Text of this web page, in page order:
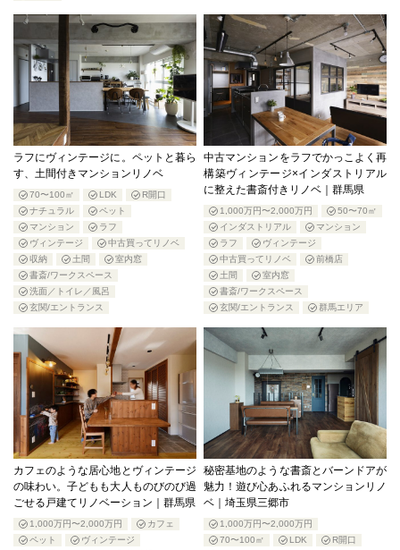
ラフにヴィンテージに。ペットと暮ら
す、土間付きマンションリノベ
70〜100㎡ LDK
R開口
ナチュラル
ペット
マンション
ラフ
ヴィンテージ
中古買ってリノベ
収納
土間
室内窓
書斎/ワークスペース
洗面／トイレ／風呂
玄関/エントランス
中古マンションをラフでかっこよく再
構築ヴィンテージ×インダストリアル
に整えた書斎付きリノベ｜群馬県
1,000万円〜2,000万円
50〜70㎡
インダストリアル
マンション
ラフ
ヴィンテージ
中古買ってリノベ
前橋店
土間
室内窓
書斎/ワークスペース
玄関/エントランス
群馬エリア
カフェのような居心地とヴィンテージ
の味わい。子どもも大人ものびのび過
ごせる戸建てリノベーション｜群馬県
1,000万円〜2,000万円
カフェ
ペット
ヴィンテージ
秘密基地のような書斎とバーンドアが
魅力！遊び心あふれるマンションリノ
ベ｜埼玉県三郷市
1,000万円〜2,000万円
70〜100㎡
LDK
R開口